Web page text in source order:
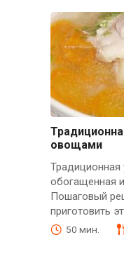
овощами
Традиционная
обогащенная
Пошаговый
приготовить
50 мин.